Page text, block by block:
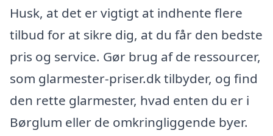
Husk, at det er vigtigt at indhente flere
tilbud for at sikre dig, at du får den bedste
pris og service. Gør brug af de ressourcer,
som glarmester-priser.dk tilbyder, og find
den rette glarmester, hvad enten du er i
Børglum eller de omkringliggende byer.